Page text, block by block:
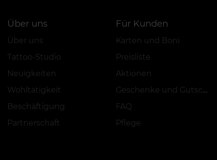
Über uns
Über uns
Tattoo-Studio
Neuigkeiten
Wohltätigkeit
Beschäftigung
Partnerschaft
Für Kunden
Karten und Boni
Preisliste
Aktionen
Geschenke und Gutscheine
FAQ
Pflege